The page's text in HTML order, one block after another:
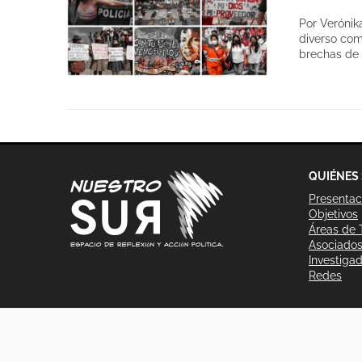
Por
diverso
brechas
QUIÉNES
Objetivos
Áreas de
Asociados
Redes